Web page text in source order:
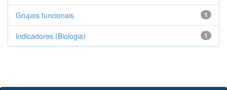
1
Grupos funcionais
1
Indicadores (Biologia)